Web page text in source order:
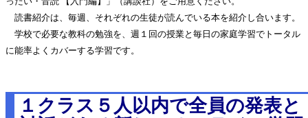
読書紹介は、毎週、それぞれの生徒が読んでいる本を紹介し合います。
学校で必要な教科の勉強を、週１回の授業と毎日の家庭学習でトータル
に能率よくカバーする学習です。
１クラス５人以内で全員の発表と